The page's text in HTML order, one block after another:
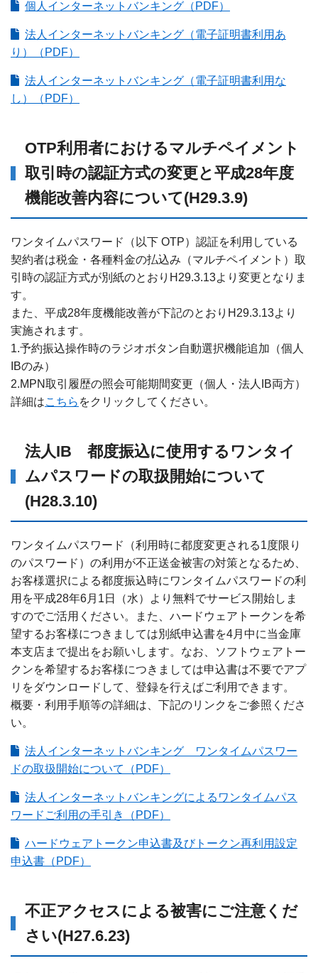
個人インターネットバンキング（PDF）
法人インターネットバンキング（電子証明書利用あ
り）（PDF）
法人インターネットバンキング（電子証明書利用な
し）（PDF）
OTP利用者におけるマルチペイメント
取引時の認証方式の変更と平成28年度
機能改善内容について(H29.3.9)
ワンタイムパスワード（以下 OTP）認証を利用している
契約者は税金・各種料金の払込み（マルチペイメント）取
引時の認証方式が別紙のとおりH29.3.13より変更となりま
す。
また、平成28年度機能改善が下記のとおりH29.3.13より
実施されます。
1.予約振込操作時のラジオボタン自動選択機能追加（個人
IBのみ）
2.MPN取引履歴の照会可能期間変更（個人・法人IB両方）
詳細はこちら をクリックしてください。
法人IB 都度振込に使用するワンタイ
ムパスワードの取扱開始について
(H28.3.10)
ワンタイムパスワード（利用時に都度変更される1度限り
のパスワード）の利用が不正送金被害の対策となるため、
お客様選択による都度振込時にワンタイムパスワードの利
用を平成28年6月1日（水）より無料でサービス開始しま
すのでご活用ください。また、ハードウェアトークンを希
望するお客様につきましては別紙申込書を4月中に当金庫
本支店まで提出をお願いします。なお、ソフトウェアトー
クンを希望するお客様につきましては申込書は不要でアプ
リをダウンロードして、登録を行えばご利用できます。
概要・利用手順等の詳細は、下記のリンクをご参照くださ
い。
法人インターネットバンキング ワンタイムパスワー
ドの取扱開始について（PDF）
法人インターネットバンキングによるワンタイムパス
ワードご利用の手引き（PDF）
ハードウェアトークン申込書及びトークン再利用設定
申込書（PDF）
不正アクセスによる被害にご注意くだ
さい(H27.6.23)